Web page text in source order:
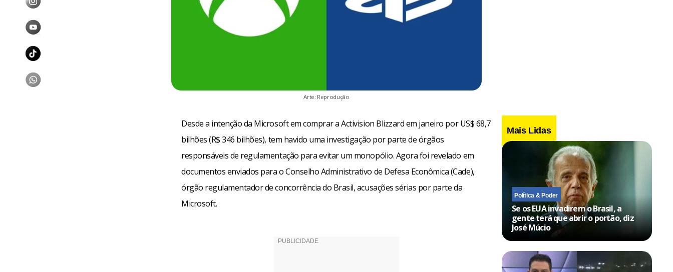
Arte: Reprodução
Desde a intenção da Microsoft em comprar a Activision Blizzard em janeiro por US$ 68,7
bilhões (R$ 346 bilhões), tem havido uma investigação por parte de órgãos
responsáveis de regulamentação para evitar um monopólio. Agora foi revelado em
documentos enviados para o Conselho Administrativo de Defesa Econômica (Cade),
órgão regulamentador de concorrência do Brasil, acusações sérias por parte da
Microsoft.
Mais Lidas
Política & Poder
Se os EUA invadirem o Brasil, a
gente terá que abrir o portão, diz
José Múcio